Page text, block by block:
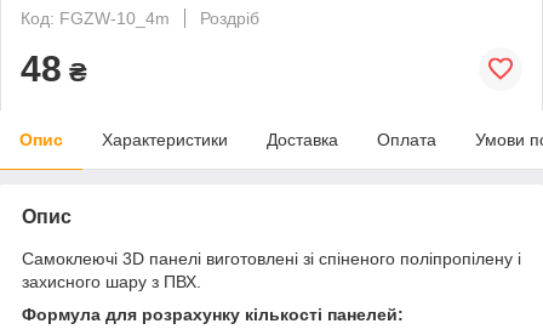
Код: FGZW-10_4m
Роздріб
48 ₴
Опис Характеристики Доставка Оплата Умови
Опис
Самоклеючі 3D панелі виготовлені зі спіненого поліпропілену і
захисного шару з ПВХ.
Формула для розрахунку кількості панелей: